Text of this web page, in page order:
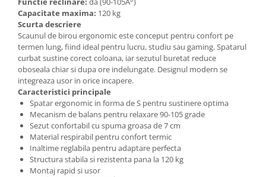
Capacitate maxima: 120 kg
Scurta descriere
Scaunul de birou ergonomic este conceput pentru confort pe
termen lung, fiind ideal pentru lucru, studiu sau gaming. Spatarul
curbat sustine corect coloana, iar sezutul buretat reduce
oboseala chiar si dupa ore indelungate. Designul modern se
integreaza usor in orice incapere.
Caracteristici principale
Spatar ergonomic in forma de S pentru sustinere optima
Mecanism de balans pentru relaxare 90-105 grade
Sezut confortabil cu spuma groasa de 7 cm
Material respirabil pentru confort termic
Inaltime reglabila pentru adaptare perfecta
Structura stabila si rezistenta pana la 120 kg
Montaj rapid si usor